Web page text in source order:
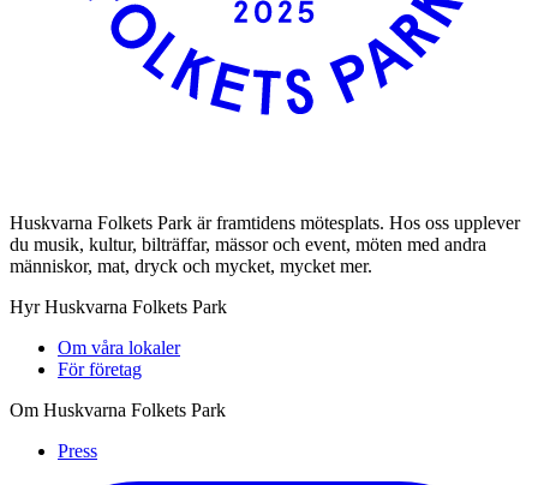
Huskvarna Folkets Park är framtidens mötesplats. Hos oss upplever
du musik, kultur, bilträffar, mässor och event, möten med andra
människor, mat, dryck och mycket, mycket mer.
Hyr Huskvarna Folkets Park
Om våra lokaler
För företag
Om Huskvarna Folkets Park
Press